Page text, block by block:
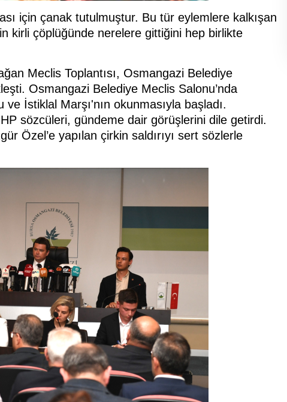
için çanak tutulmuştur. Bu tür eylemlere kalkışan
kirli çöplüğünde nerelere gittiğini hep birlikte
Meclis Toplantısı, Osmangazi Belediye
Osmangazi Belediye Meclis Salonu’nda
İstiklal Marşı'nın okunmasıyla başladı.
sözcüleri, gündeme dair görüşlerini dile getirdi.
Özel’e yapılan çirkin saldırıyı sert sözlerle